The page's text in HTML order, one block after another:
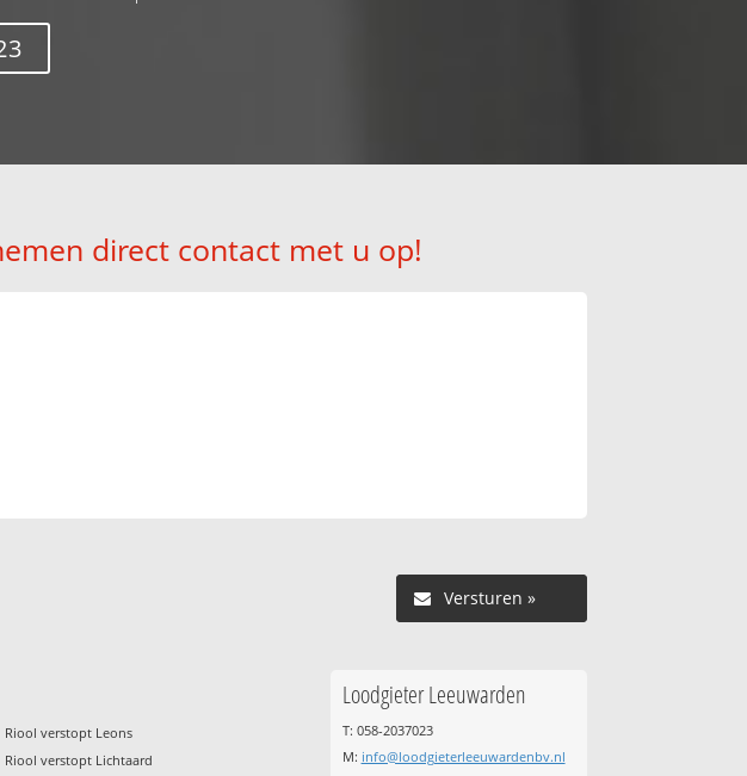
direct contact met u op!
Versturen »
Riool verstopt Leons
Riool verstopt Lichtaard
Loodgieter Leeuwarden
T: 058-2037023
M: info@loodgieterleeuwardenbv.nl